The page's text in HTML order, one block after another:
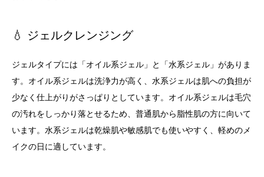
💧 ジェルクレンジング
ジェルタイプには「オイル系ジェル」と「水系ジェル」がありま
す。オイル系ジェルは洗浄力が高く、水系ジェルは肌への負担が
少なく仕上がりがさっぱりとしています。オイル系ジェルは毛穴
の汚れをしっかり落とせるため、普通肌から脂性肌の方に向いて
います。水系ジェルは乾燥肌や敏感肌でも使いやすく、軽めのメ
イクの日に適しています。